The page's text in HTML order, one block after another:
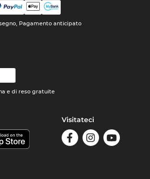
Pagamento anticipato
e di reso gratuite
Visitateci